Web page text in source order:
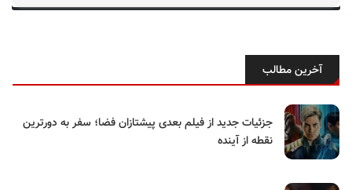
آخرین مطالب
جزئیات جدید از فیلم بعدی پیشتازان فضا؛ سفر به دورترین
نقطه از آینده